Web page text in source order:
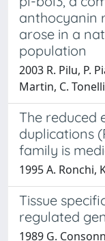
anthocyanin
arose in a
population
2003 R. Pilu, P.
Martin, C. Tonelli
The reduced
duplications
family is
1995 A. Ronchi,
Tissue
regulated
1989 G.